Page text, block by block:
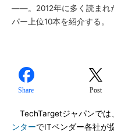
――。2012年に多く読まれ
パー上位10本を紹介する。
Share Post
TechTargetジャパンでは、
ンターでITベンダー各社が